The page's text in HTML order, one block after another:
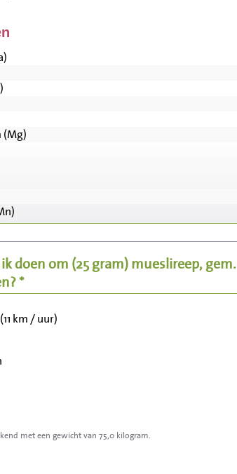
(Mg)
doen om (25 gram)mueslireep, gem.
*
km/uur)
km / uur)
met een gewicht van 75,0 kilogram.